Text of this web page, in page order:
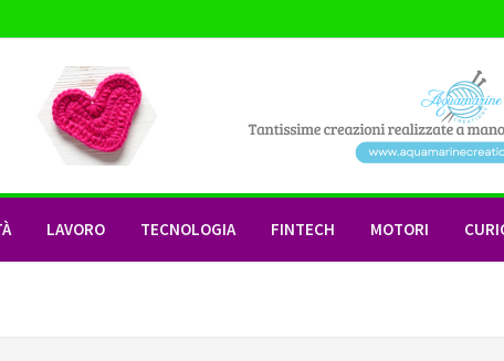
LAVORO TECNOLOGIA FINTECH MOTORI